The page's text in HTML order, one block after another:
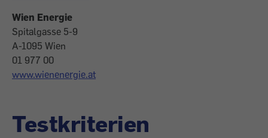
Wien Energie
Spitalgasse 5-9
A-1095 Wien
01 977 00
www.wienenergie.at
Testkriterien